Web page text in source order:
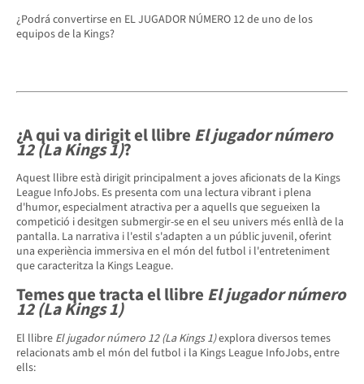
¿Podrá convertirse en EL JUGADOR NÚMERO 12 de uno de los
equipos de la Kings?
¿A qui va dirigit el llibre El jugador número
12 (La Kings 1)?
Aquest llibre està dirigit principalment a joves aficionats de la Kings
League InfoJobs. Es presenta com una lectura vibrant i plena
d'humor, especialment atractiva per a aquells que segueixen la
competició i desitgen submergir-se en el seu univers més enllà de la
pantalla. La narrativa i l'estil s'adapten a un públic juvenil, oferint
una experiència immersiva en el món del futbol i l'entreteniment
que caracteritza la Kings League.
Temes que tracta el llibre El jugador número
12 (La Kings 1)
El llibre El jugador número 12 (La Kings 1)explora diversos temes
relacionats amb el món del futbol i la Kings League InfoJobs, entre
ells: